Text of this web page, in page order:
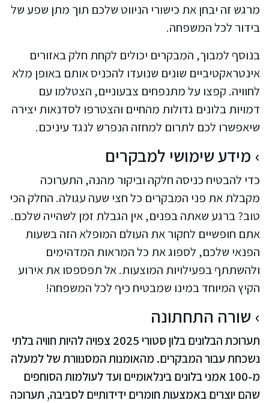
מרגש זה יבחן את כישורי הניווט שלכם תוך מתן שפע של
בידור לכל המשפחה.
בנוסף למבוך, המבקרים יכולים לקחת חלק באזורים
אינטראקטיביים שונים שנועדו להכניס אותם באופן מלא
לחוויה. קפצו על מתנפחים צבעוניים, הצטלמו עם
דמויות בלונים גדולות מהחיים והצטרפו לסדנאות יצירה
שיאפשרו לכם לתרום למחזה הנפרש לנגד עיניכם.
מידע שימושי למבקרים
כדי להבטיח כניסה חלקה וביקור מהנה, התערוכה
מקבלת את פני המבקרים כל חצי שעה עגולה. החלק הכי
טוב? ברגע שאתה בפנים, אין הגבלת זמן לשהייה שלכם.
אתם חופשיים לחקור את העולם המופלא הזה בשעות
הפנאי שלכם, לספוג את כל המראות המדהימים
ולהשתתף בפעילויות המוצעות. אל תפספסו את אירוע
הקיץ המיוחד במינו שמבטיח כיף לכל המשפחה!
שורה התחתונה
תערוכת הבלונים בלון סטורי 2025 צפויה להיות חוויה בלתי
נשכחת עבור המבקרים. מהאומנות המסנוורת של למעלה
מ-100 אמני בלונים בינלאומיים ועד לעולמות הסוחפים
שהם יוצרים באמצעות חומרים ידידותיים לסביבה, תערוכה